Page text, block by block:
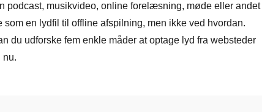
podcast, musikvideo, online forelæsning, møde eller andet
en lydfil til offline afspilning, men ikke ved hvordan.
du udforske fem enkle måder at optage lyd fra websteder
nu.